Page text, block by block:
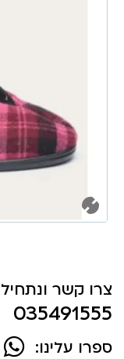
צרו קשר
035491555
ספרו עלינו: